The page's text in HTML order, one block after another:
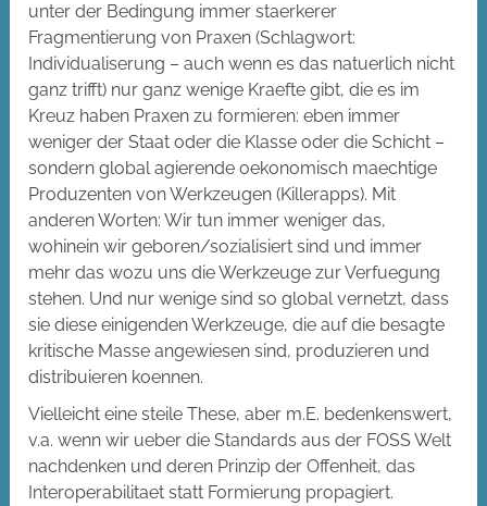
unter der Bedingung immer staerkerer
Fragmentierung von Praxen (Schlagwort:
Individualiserung – auch wenn es das natuerlich nicht
ganz trifft) nur ganz wenige Kraefte gibt, die es im
Kreuz haben Praxen zu formieren: eben immer
weniger der Staat oder die Klasse oder die Schicht –
sondern global agierende oekonomisch maechtige
Produzenten von Werkzeugen (Killerapps). Mit
anderen Worten: Wir tun immer weniger das,
wohinein wir geboren/sozialisiert sind und immer
mehr das wozu uns die Werkzeuge zur Verfuegung
stehen. Und nur wenige sind so global vernetzt, dass
sie diese einigenden Werkzeuge, die auf die besagte
kritische Masse angewiesen sind, produzieren und
distribuieren koennen.
Vielleicht eine steile These, aber m.E. bedenkenswert,
v.a. wenn wir ueber die Standards aus der FOSS Welt
nachdenken und deren Prinzip der Offenheit, das
Interoperabilitaet statt Formierung propagiert.